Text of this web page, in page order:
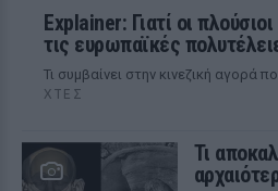
Explainer: Γιατί οι
τις ευρωπαϊκές
Τι συμβαίνει στην κινεζική αγορά
ΧΤΕΣ
Τι